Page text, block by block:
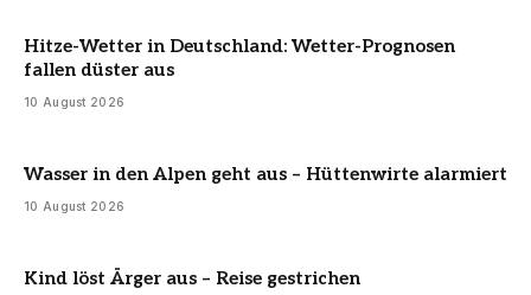
Hitze-Wetter in Deutschland: Wetter-Prognosen
fallen düster aus
10 August 2026
Wasser in den Alpen geht aus – Hüttenwirte alarmiert
10 August 2026
Kind löst Ärger aus – Reise gestrichen